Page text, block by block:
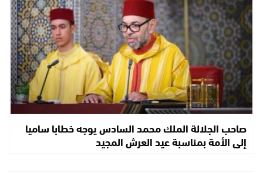
صاحب الجلالة الملك محمد السادس يوجه خطابا ساميا
إلى الأمة بمناسبة عيد العرش المجيد